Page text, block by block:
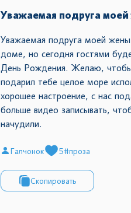
Уважаемая подруга
Уважаемая подруга моей
доме, но сегодня гостями
День Рождения. Желаю, чтобы
подарил тебе целое море
хорошее настроение, с нас
больше видео записывать,
начудили.
Галчонок 5#проза
Скопировать